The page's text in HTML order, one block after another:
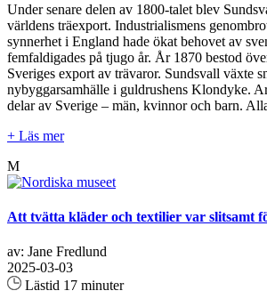
Under senare delen av 1800-talet blev
världens träexport. Industrialismens
synnerhet i England hade ökat behovet av
femfaldigades på tjugo år. År 1870 bestod
Sveriges export av trävaror. Sundsvall växte
nybyggarsamhälle i guldrushens Klondyke.
delar av Sverige – män, kvinnor och barn.
+ Läs mer
M
Att tvätta kläder och textilier var slitsamt
av: Jane Fredlund
2025-03-03
Lästid 17 minuter